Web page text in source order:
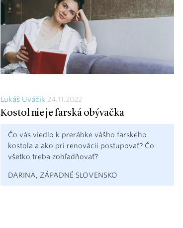
Lukáš Uváčik 24.11.2022
Kostol nie je farská obývačka
Čo vás viedlo k prerábke vášho farského
kostola a ako pri renovácii postupovať? Čo
všetko treba zohľadňovať?
DARINA, ZÁPADNÉ SLOVENSKO